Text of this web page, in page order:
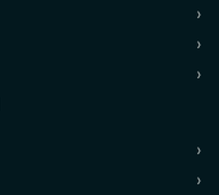
›
›
›
›
›